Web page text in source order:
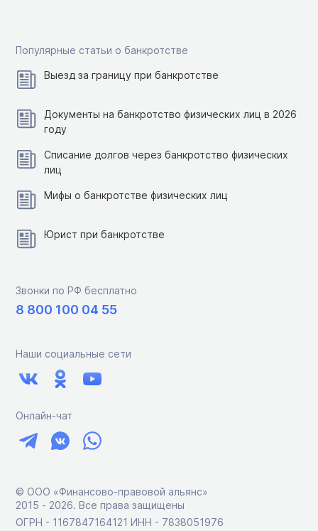
Популярные статьи о банкротстве
Выезд за границу при банкротстве
Документы на банкротство физических лиц в 2026
году
Списание долгов через банкротство физических
лиц
Мифы о банкротстве физических лиц
Юрист при банкротстве
Звонки по РФ бесплатно
8 800 100 04 55
Наши социальные сети
Онлайн-чат
© ООО «Финансово-правовой альянс»
2015 ‑ 2026. Все права защищены
ОГРН - 1167847164121 ИНН - 7838051976